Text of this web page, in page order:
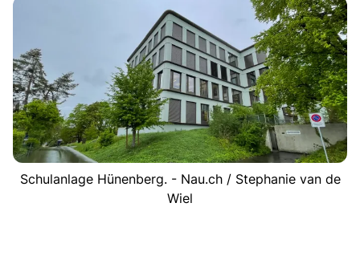
Schulanlage Hünenberg. - Nau.ch / Stephanie van de
Wiel